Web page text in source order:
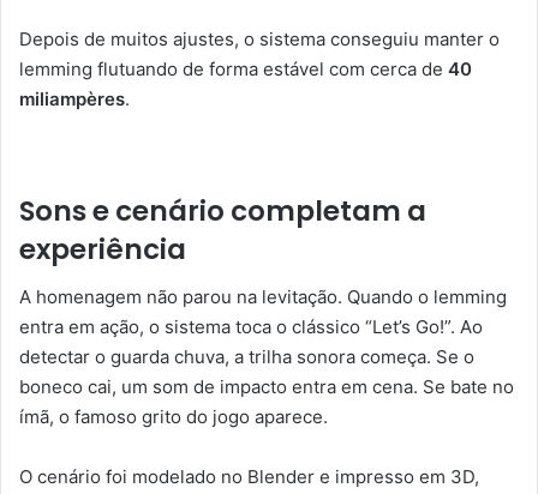
Depois de muitos ajustes, o sistema conseguiu manter o
lemming flutuando de forma estável com cerca de 40
miliampères.
Sons e cenário completam a
experiência
A homenagem não parou na levitação. Quando o lemming
entra em ação, o sistema toca o clássico “Let’s Go!”. Ao
detectar o guarda chuva, a trilha sonora começa. Se o
boneco cai, um som de impacto entra em cena. Se bate no
ímã, o famoso grito do jogo aparece.
O cenário foi modelado no Blender e impresso em 3D,